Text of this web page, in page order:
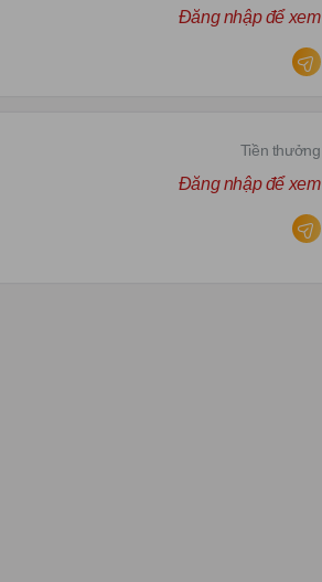
Đăng nhập để xem
Tiền thưởng
Đăng nhập để xem